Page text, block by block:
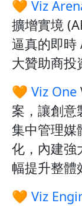
🧡 Viz
擴增實境
逼真的即時
大贊助商投
🧡 Viz One
案，讓創意
集中管理媒
化，內建強
幅提升整體
🧡 Viz